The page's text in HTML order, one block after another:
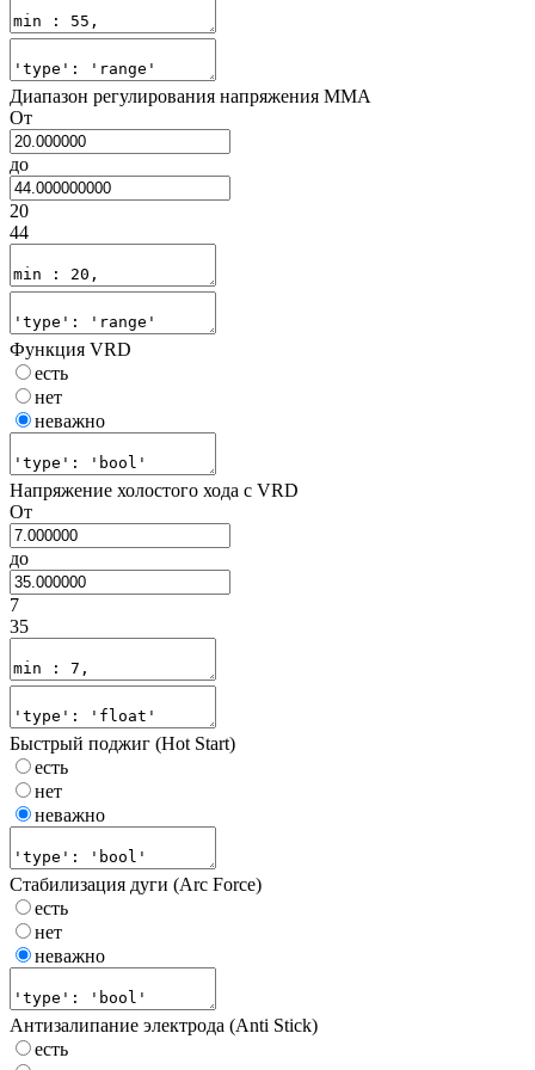
Диапазон регулирования напряжения MMA
От
до
20
44
Функция VRD
есть
нет
неважно
Напряжение холостого хода с VRD
От
до
7
35
Быстрый поджиг (Hot Start)
есть
нет
неважно
Стабилизация дуги (Arc Force)
есть
нет
неважно
Антизалипание электрода (Anti Stick)
есть